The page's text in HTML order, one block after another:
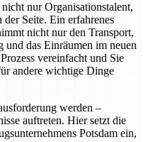
nur Organisationstalent,
Seite. Ein erfahrenes
nicht nur den Transport,
und das Einräumen im neuen
vereinfacht und Sie
andere wichtige Dinge
werden –
auftreten. Hier setzt die
Potsdam ein,